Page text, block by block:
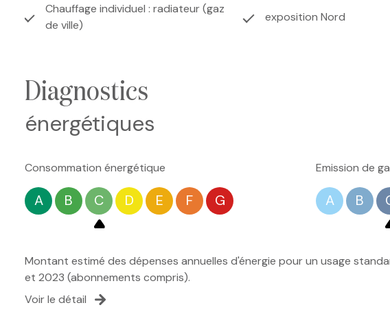
Chauffage individuel : radiateur (gaz
de ville)
exposition Nord
diagnostics
énergétiques
Consommation énergétique
A B C D E F G
Emission de
A B
Montant estimé des dépenses annuelles d'énergie pour un usage
et 2023 (abonnements compris).
Voir le détail